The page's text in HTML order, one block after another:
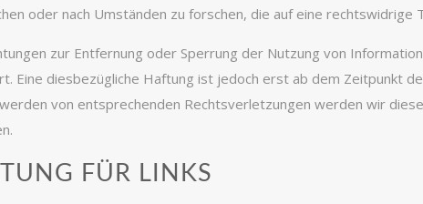
oder nach Umständen zu forschen, die auf eine rechtswidrige
zur Entfernung oder Sperrung der Nutzung von
Eine diesbezügliche Haftung ist jedoch erst ab dem Zeitpunkt
von entsprechenden Rechtsverletzungen werden wir
FÜR LINKS